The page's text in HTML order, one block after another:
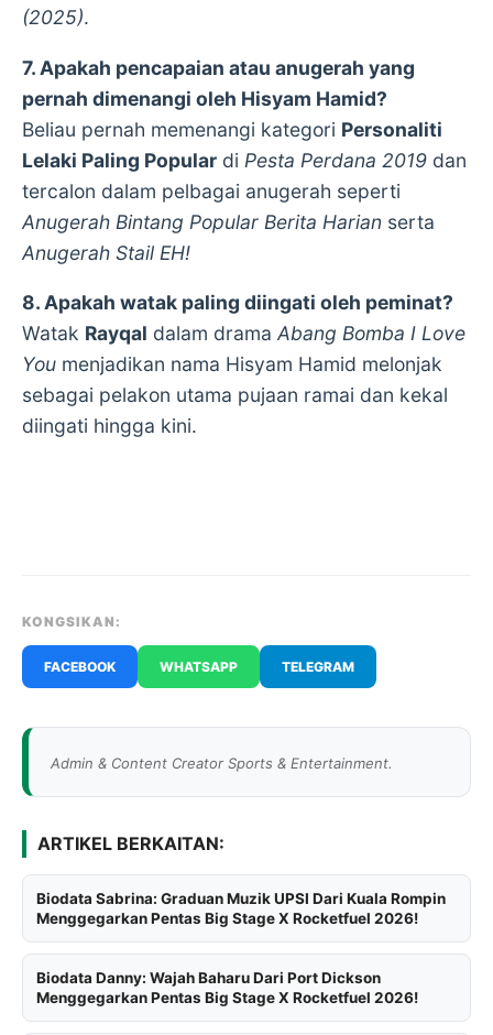
(2025).
7. Apakah pencapaian atau anugerah yang
pernah dimenangi oleh Hisyam Hamid?
Beliau pernah memenangi kategori Personaliti
Lelaki Paling Popular di Pesta Perdana 2019 dan
tercalon dalam pelbagai anugerah seperti
Anugerah Bintang Popular Berita Harian serta
Anugerah Stail EH!
8. Apakah watak paling diingati oleh peminat?
Watak Rayqal dalam dramaAbang Bomba I Love
You menjadikan nama Hisyam Hamid melonjak
sebagai pelakon utama pujaan ramai dan kekal
diingati hingga kini.
KONGSIKAN:
FACEBOOK WHATSAPP TELEGRAM
Admin & Content Creator Sports & Entertainment.
ARTIKEL BERKAITAN:
Biodata Sabrina: Graduan Muzik UPSI Dari Kuala Rompin
Menggegarkan Pentas Big Stage X Rocketfuel 2026!
Biodata Danny: Wajah Baharu Dari Port Dickson
Menggegarkan Pentas Big Stage X Rocketfuel 2026!